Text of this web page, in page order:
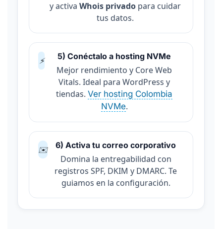
y activa Whois privadopara cuidar
tus datos.
⚡ 5) Conéctalo a hosting NVMe
Mejor rendimiento y Core Web
Vitals. Ideal para WordPress y
tiendas.Ver hosting Colombia
NVMe.
✉️ 6) Activa tu correo corporativo
Domina la entregabilidad con
registros SPF, DKIM y DMARC. Te
guiamos en la configuración.